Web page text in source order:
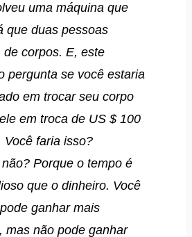
uma máquina que
que duas pessoas
de corpos. E, este
pergunta se você estaria
em trocar seu corpo
em troca de US $ 100
Você faria isso?
Porque o tempo é
que o dinheiro. Você
ganhar mais
mas não pode ganhar